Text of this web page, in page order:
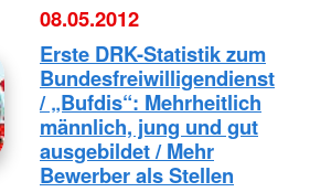
08.05.2012
Erste DRK-Statistik zum
Bundesfreiwilligendienst
/ „Bufdis“: Mehrheitlich
männlich, jung und gut
ausgebildet / Mehr
Bewerber als Stellen